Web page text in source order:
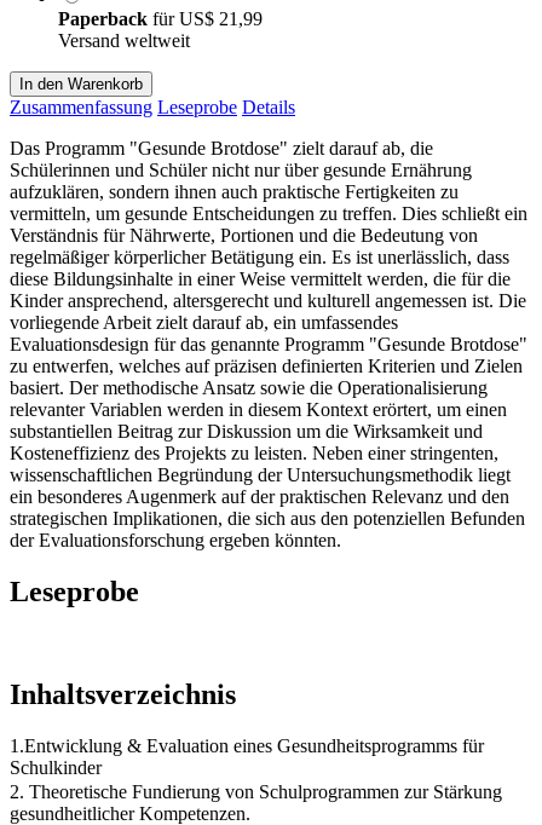
Paperback fürUS$ 21,99
Versand weltweit
In den Warenkorb
Zusammenfassung Leseprobe Details
Das Programm "Gesunde Brotdose" zielt darauf ab, die
Schülerinnen und Schüler nicht nur über gesunde Ernährung
aufzuklären, sondern ihnen auch praktische Fertigkeiten zu
vermitteln, um gesunde Entscheidungen zu treffen. Dies schließt ein
Verständnis für Nährwerte, Portionen und die Bedeutung von
regelmäßiger körperlicher Betätigung ein. Es ist unerlässlich, dass
diese Bildungsinhalte in einer Weise vermittelt werden, die für die
Kinder ansprechend, altersgerecht und kulturell angemessen ist. Die
vorliegende Arbeit zielt darauf ab, ein umfassendes
Evaluationsdesign für das genannte Programm "Gesunde Brotdose"
zu entwerfen, welches auf präzisen definierten Kriterien und Zielen
basiert. Der methodische Ansatz sowie die Operationalisierung
relevanter Variablen werden in diesem Kontext erörtert, um einen
substantiellen Beitrag zur Diskussion um die Wirksamkeit und
Kosteneffizienz des Projekts zu leisten. Neben einer stringenten,
wissenschaftlichen Begründung der Untersuchungsmethodik liegt
ein besonderes Augenmerk auf der praktischen Relevanz und den
strategischen Implikationen, die sich aus den potenziellen Befunden
der Evaluationsforschung ergeben könnten.
Leseprobe
Inhaltsverzeichnis
1.Entwicklung & Evaluation eines Gesundheitsprogramms für
Schulkinder
2. Theoretische Fundierung von Schulprogrammen zur Stärkung
gesundheitlicher Kompetenzen.